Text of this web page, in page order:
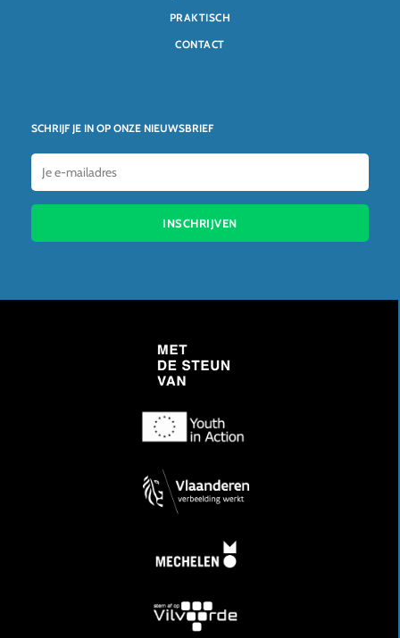
SCHRIJF JE IN OP ONZE NIEUWSBRIEF
INSCHRIJVEN
PRAKTISCH
CONTACT